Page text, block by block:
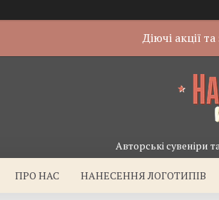
Діючі акції
Авторські сувеніри
ПРО НАС НАНЕСЕННЯ ЛОГОТИПІВ